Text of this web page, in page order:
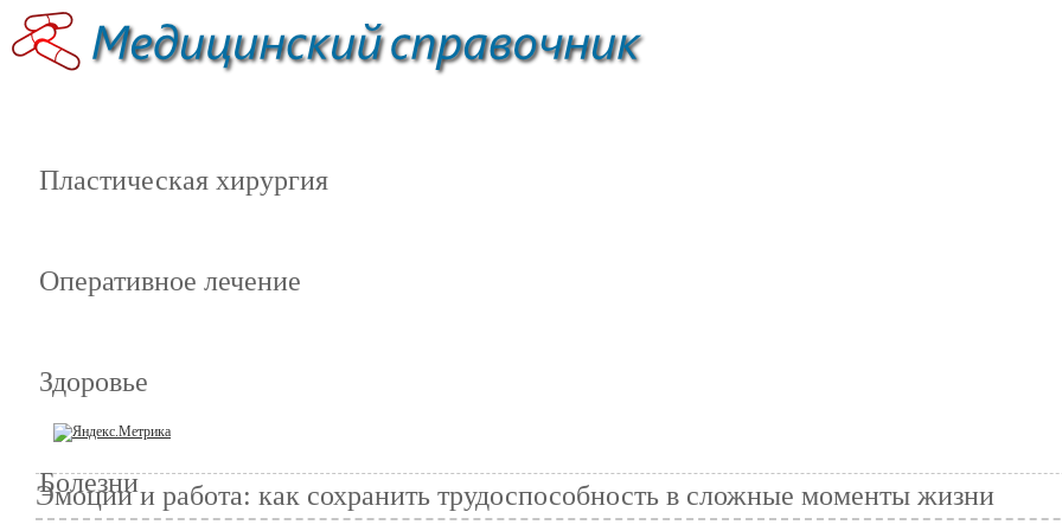
Пластическая хирургия
Оперативное лечение
Здоровье
Болезни
Эмоции и работа: как сохранить трудоспособность в сложные моменты жизни